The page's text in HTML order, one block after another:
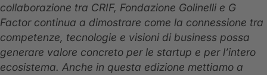
collaborazione tra CRIF, Fondazione Golinelli e G
Factor continua a dimostrare come la connessione tra
competenze, tecnologie e visioni di business possa
generare valore concreto per le startup e per l’intero
ecosistema. Anche in questa edizione mettiamo a